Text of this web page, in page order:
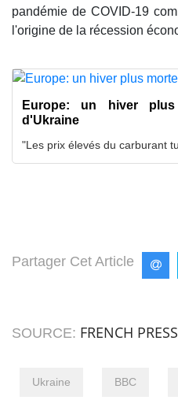
pandémie de COVID-19
l'origine de la récession
Europe: un hiver
d'Ukraine
"Les prix élevés du carburant
Partager Cet Article
SOURCE: FRENCH
Ukraine BBC